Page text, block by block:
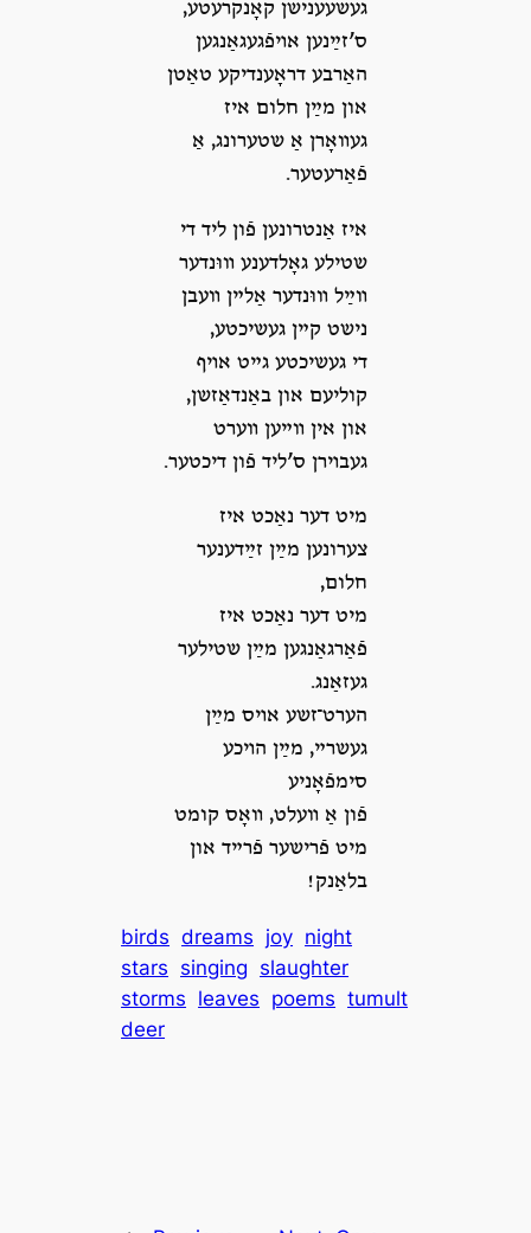
געשעענישן קאָנקרעטע,
ס’זײַנען אױפֿגעגאַנגען
האַרבע דראָענדיקע טאַטן
און מײַן חלום איז
געװאָרן אַ שטערונג, אַ
פֿאַרעטער.
איז אַנטרונען פֿון ליד די
שטילע גאָלדענע װוּנדער
װײַל װוּנדער אַלײן װעבן
נישט קײן געשיכטע,
די געשיכטע גײט אױף
קוליעם און באַנדאַזשן,
און אין װײען װערט
געבױרן ס’ליד פֿון דיכטער.
מיט דער נאַכט איז
צערונען מײַן זײַדענער
חלום,
מיט דער נאַכט איז
פֿאַרגאַנגען מײַן שטילער
געזאַנג.
הערט־זשע אױס מײַן
געשרײ, מײַן הױכע
סימפֿאָניע
פֿון אַ װעלט, װאָס קומט
מיט פֿרישער פֿרײד און
בלאַנק!
birds dreams joy night
stars singing slaughter
storms leaves poems tumult
deer